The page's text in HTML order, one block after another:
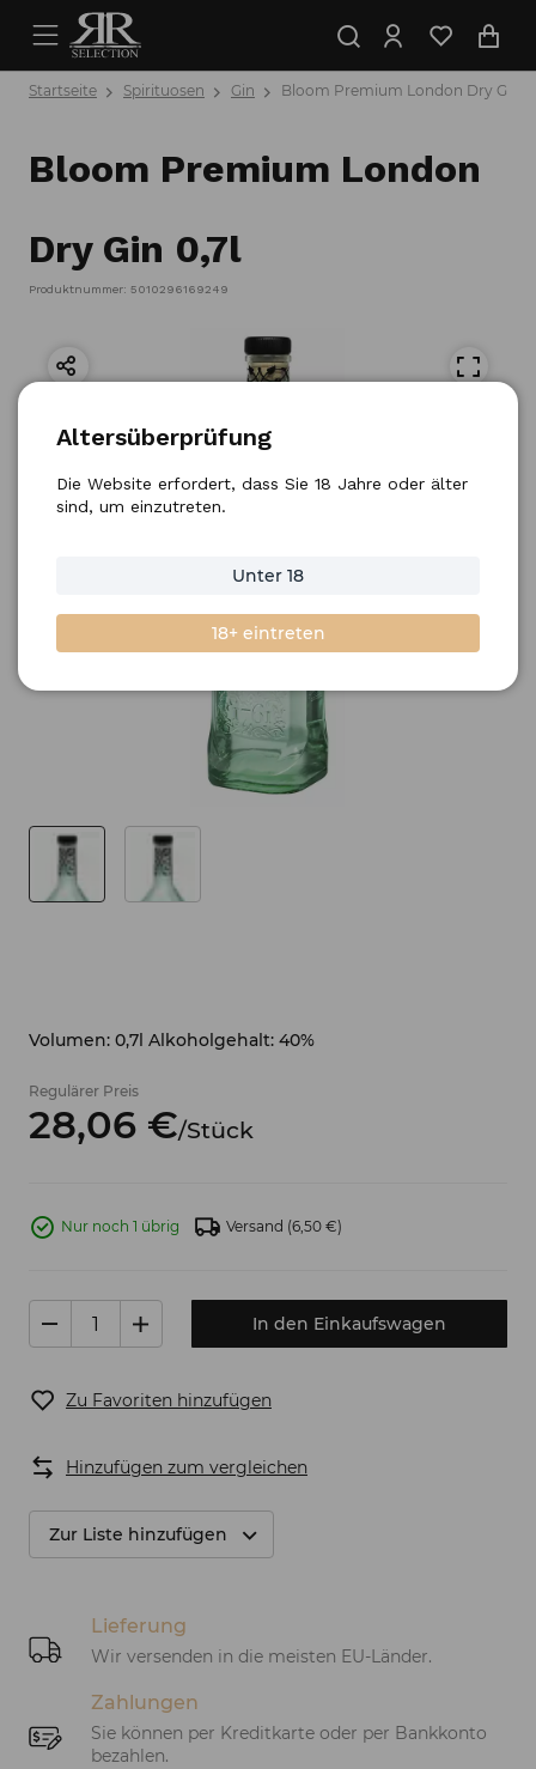
Startseite Spirituosen Gin Bloom Premium London Dry Gin
Bloom Premium London
Dry Gin 0,7l
Produktnummer: 5010296169249
Volumen: 0,7l Alkoholgehalt: 40%
Regulärer Preis
28,06 €/Stück
Nur noch 1 übrig Versand (6,50 €)
In den Einkaufswagen
Zu Favoriten hinzufügen
Hinzufügen zum vergleichen
Zur Liste hinzufügen
Lieferung
Wir versenden in die meisten EU-Länder.
Zahlungen
Sie können per Kreditkarte oder per Bankkonto
bezahlen.
Altersüberprüfung
Die Website erfordert, dass Sie 18 Jahre oder älter
sind, um einzutreten.
Unter 18
18+ eintreten